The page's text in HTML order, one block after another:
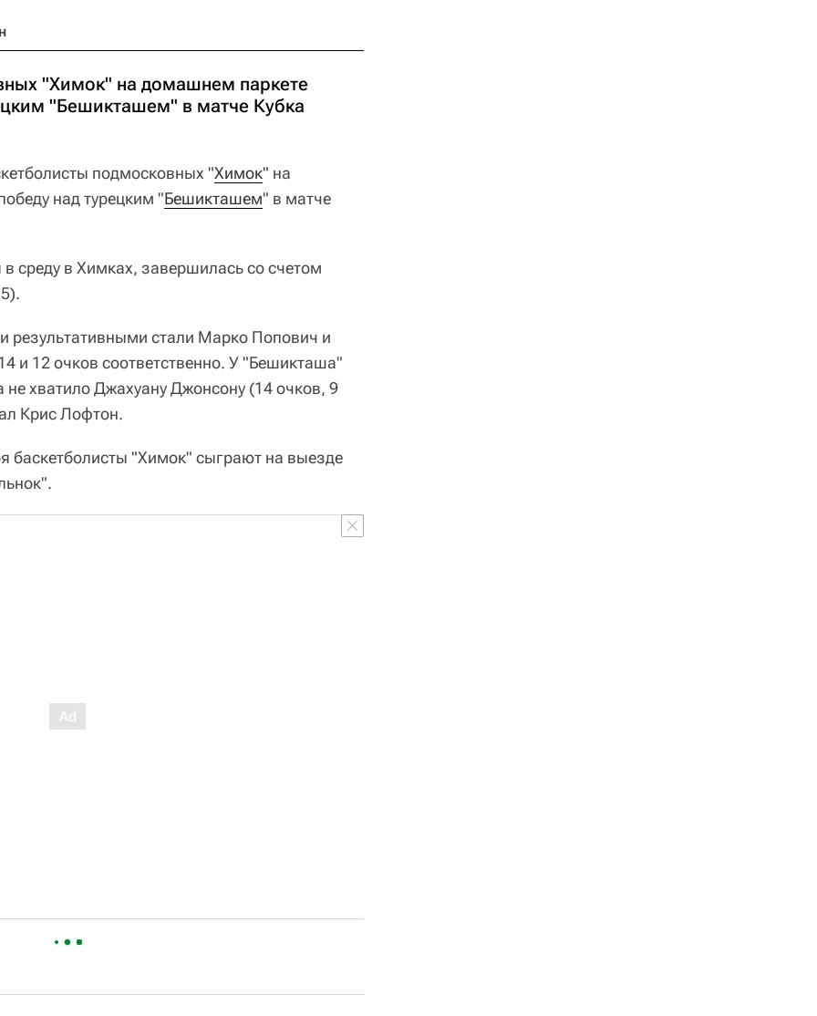
"Химок" на домашнем паркете
"Бешикташем" в матче Кубка
подмосковных "Химок" на
над турецким "Бешикташем" в матче
среду в Химках, завершилась со счетом
результативными стали Марко Попович и
и 12 очков соответственно. У "Бешикташа"
хватило Джахуану Джонсону (14 очков, 9
Крис Лофтон.
баскетболисты "Химок" сыграют на выезде